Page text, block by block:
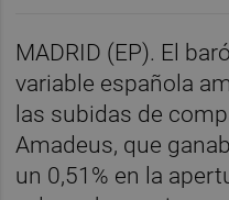
MADRID (EP). El
variable española
las subidas de
Amadeus, que
un 0,51% en la